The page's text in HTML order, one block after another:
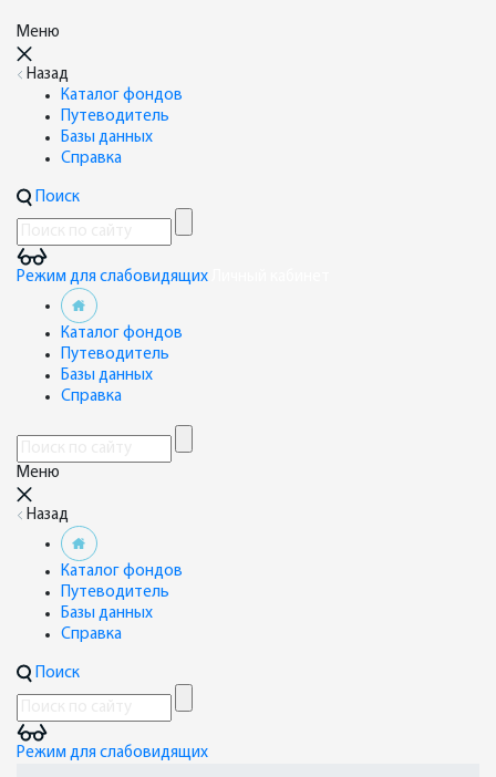
Меню
Назад
Каталог фондов
Путеводитель
Базы данных
Справка
Поиск
Режим для слабовидящих
Каталог фондов
Путеводитель
Базы данных
Справка
Меню
Назад
Каталог фондов
Путеводитель
Базы данных
Справка
Поиск
Режим для слабовидящих